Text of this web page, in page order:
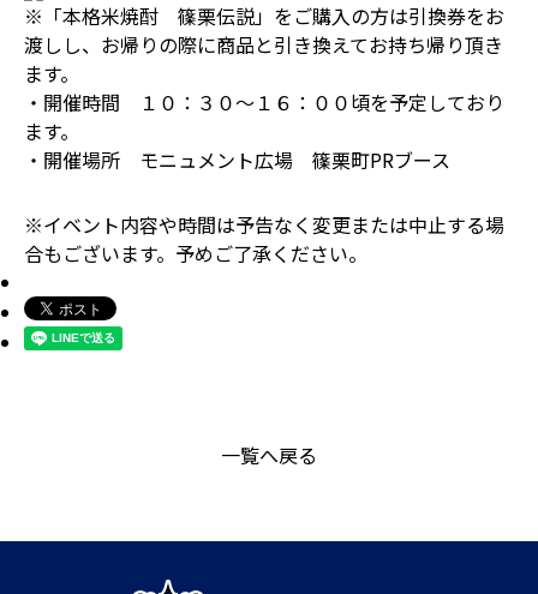
※「本格米焼酎 篠栗伝説」をご購入の方は引換券をお
渡しし、お帰りの際に商品と引き換えてお持ち帰り頂き
ます。
・開催時間 １０：３０～１６：００頃を予定しており
ます。
・開催場所 モニュメント広場 篠栗町PRブース
※イベント内容や時間は予告なく変更または中止する場
合もございます。予めご了承ください。
一覧へ戻る